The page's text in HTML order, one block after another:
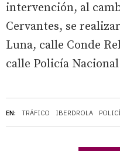
EN: TRÁFICO IBERDROLA
intervención, al
Cervantes, se
Luna, calle Conde
calle Policía